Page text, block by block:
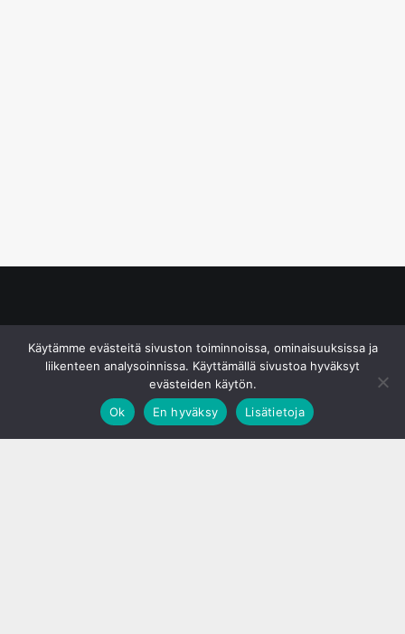
Käytämme evästeitä sivuston toiminnoissa, ominaisuuksissa ja
liikenteen analysoinnissa. Käyttämällä sivustoa hyväksyt
evästeiden käytön.
Ok
En hyväksy Lisätietoja